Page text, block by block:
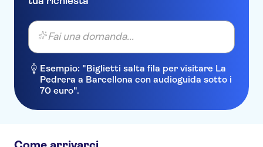
Fai una domanda...
Esempio: "Biglietti salta fila per visitare La
Pedrera a Barcellona con audioguida sotto i
70 euro".